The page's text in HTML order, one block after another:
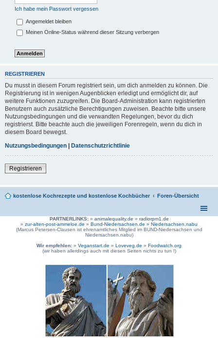
Ich habe mein Passwort vergessen
Angemeldet bleiben
Meinen Online-Status während dieser Sitzung verbergen
REGISTRIEREN
Du musst in diesem Forum registriert sein, um dich anmelden zu können. Die
Registrierung ist in wenigen Augenblicken erledigt und ermöglicht dir, auf
weitere Funktionen zuzugreifen. Die Board-Administration kann registrierten
Benutzern auch zusätzliche Berechtigungen zuweisen. Beachte bitte unsere
Nutzungsbedingungen und die verwandten Regelungen, bevor du dich
registrierst. Bitte beachte auch die jeweiligen Forenregeln, wenn du dich in
diesem Board bewegst.
Nutzungsbedingungen | Datenschutzrichtlinie
Registrieren
kostenlose Kochrezepte und kostenlose Kochbücher Foren-Übersicht
PARTNERLINKS:» animalequality.de » radiorpm1.de
» zur-alten-post-ammeloe.de » Bund-Niedersachsen.de » Niedersachsen.nabu
(Marcus Petersen-Clausen ist ehrenamtliches Mitglied im BUND-Niedersachsen und
Niedersachsen.nabu)
Wir empfehlen: » Veganstart.de » Loveveg.de » Foodwatch.org
(wir haben allerdings auch mit diesen Seiten nichts zu tun !)